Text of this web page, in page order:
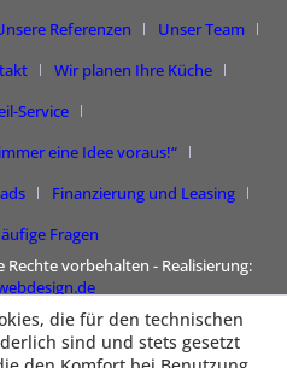
Referenzen
Unser Team
Wir planen Ihre Küche
Service
eine Idee voraus!“
Finanzierung und Leasing
Fragen
vorbehalten - Realisierung:
die für den technischen
sind und stets gesetzt